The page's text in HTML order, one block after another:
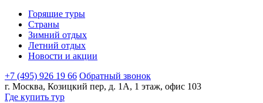
Горящие туры
Страны
Зимний отдых
Летний отдых
Новости и акции
+7 (495) 926 19 66 Обратный звонок
г. Москва, Козицкий пер, д. 1А, 1 этаж, офис 103
Где купить тур